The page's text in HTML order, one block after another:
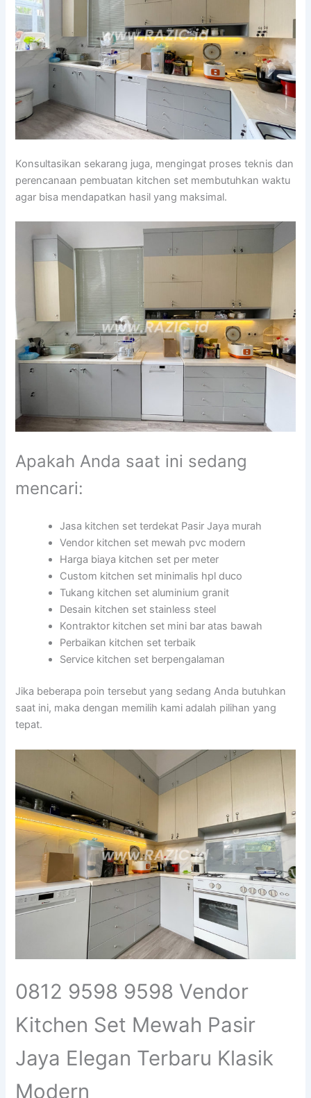
Konsultasikan sekarang juga, mengingat proses teknis dan
perencanaan pembuatan kitchen set membutuhkan waktu
agar bisa mendapatkan hasil yang maksimal.
Apakah Anda saat ini sedang
mencari:
Jasa kitchen set terdekat Pasir Jaya murah
Vendor kitchen set mewah pvc modern
Harga biaya kitchen set per meter
Custom kitchen set minimalis hpl duco
Tukang kitchen set aluminium granit
Desain kitchen set stainless steel
Kontraktor kitchen set mini bar atas bawah
Perbaikan kitchen set terbaik
Service kitchen set berpengalaman
Jika beberapa poin tersebut yang sedang Anda butuhkan
saat ini, maka dengan memilih kami adalah pilihan yang
tepat.
0812 9598 9598 Vendor
Kitchen Set Mewah Pasir
Jaya Elegan Terbaru Klasik
Modern